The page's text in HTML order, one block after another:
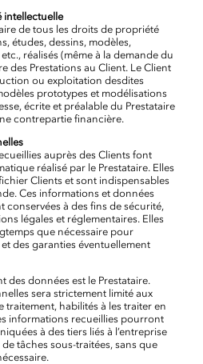
intellectuelle
de tous les droits de propriété
études, dessins, modèles,
réalisés (même à la demande du
des Prestations au Client. Le Client
ou exploitation desdites
prototypes et modélisations
écrite et préalable du Prestataire
contrepartie financière.
auprès des Clients font
réalisé par le Prestataire. Elles
Clients et sont indispensables
Ces informations et données
conservées à des fins de sécurité,
légales et réglementaires. Elles
que nécessaire pour
des garanties éventuellement
des données est le Prestataire.
sera strictement limité aux
traitement, habilités à les traiter en
informations recueillies pourront
à des tiers liés à l’entreprise
tâches sous-traitées, sans que